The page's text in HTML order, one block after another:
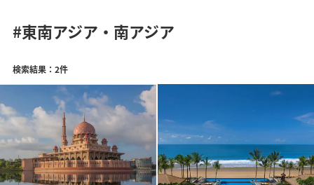
#東南アジア・南アジア
検索結果：2件